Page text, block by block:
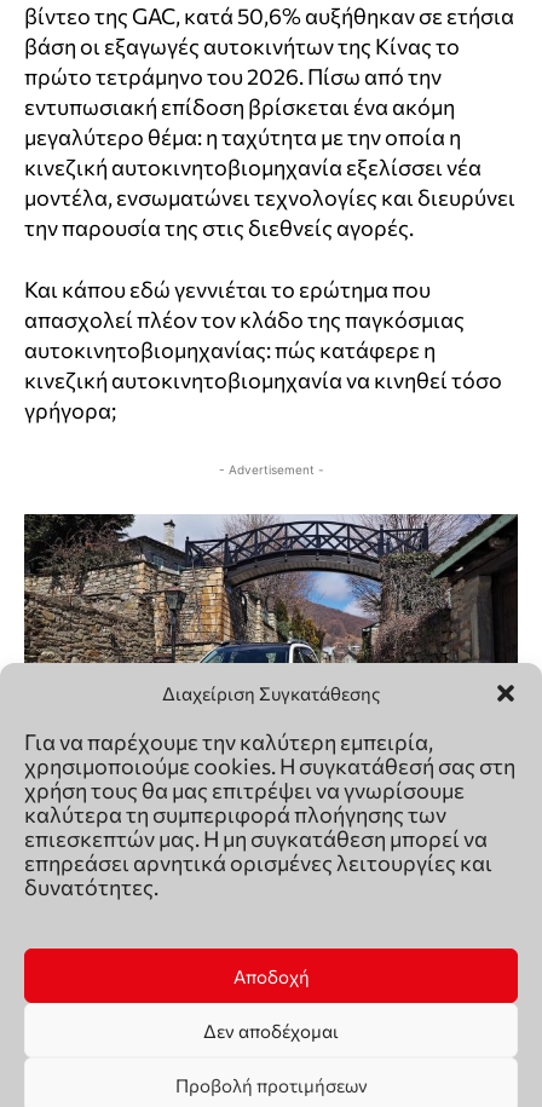
Διαχείριση Συγκατάθεσης
Για να παρέχουμε την καλύτερη εμπειρία,
χρησιμοποιούμε cookies. Η συγκατάθεσή σας στη
χρήση τους θα μας επιτρέψει να γνωρίσουμε
καλύτερα τη συμπεριφορά πλοήγησης των
επιεσκεπτών μας. Η μη συγκατάθεση μπορεί να
επηρεάσει αρνητικά ορισμένες λειτουργίες και
δυνατότητες.
Αποδοχή
Δεν αποδέχομαι
Προβολή προτιμήσεων